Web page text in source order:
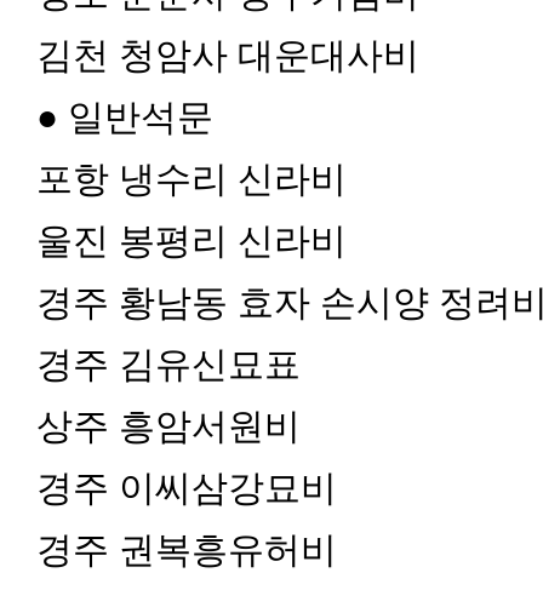
김천 청암사 대운대사비
● 일반석문
포항 냉수리 신라비
울진 봉평리 신라비
경주 황남동 효자 손시양 정려
경주 김유신묘표
상주 흥암서원비
경주 이씨삼강묘비
경주 권복흥유허비